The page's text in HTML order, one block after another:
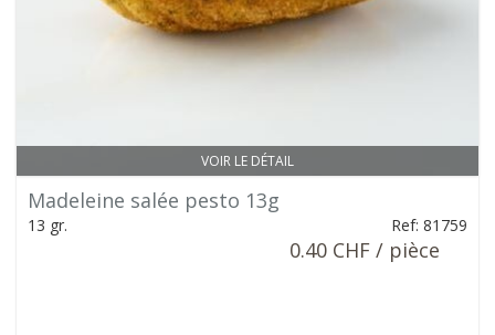
VOIR LE DÉTAIL
Madeleine salée pesto 13g
13 gr. Ref: 81759
0.40 CHF / pièce